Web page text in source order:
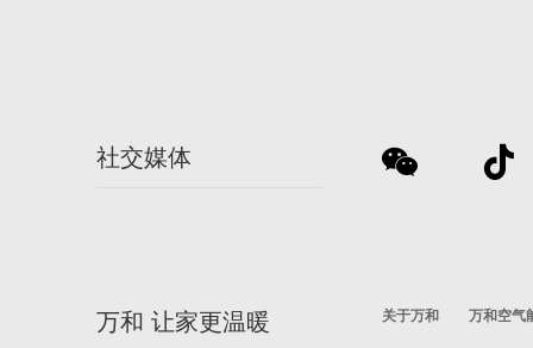
社交媒体
万和 让家更温暖 关于万和 万和空气